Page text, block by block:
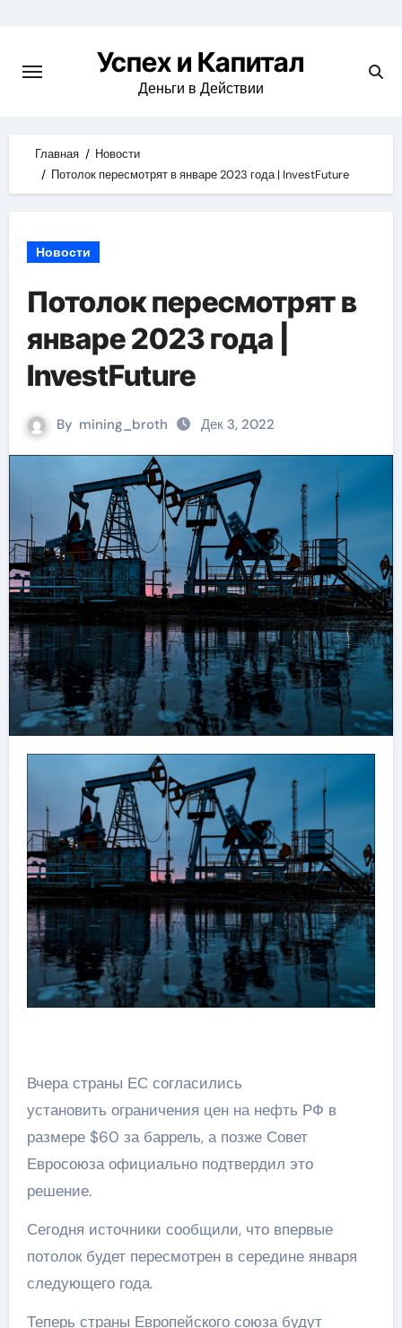
content
Успех и Капитал
Деньги в Действии
Главная
Новости
Потолок пересмотрят в январе 2023 года | InvestFuture
Новости
Потолок пересмотрят в
январе 2023 года |
InvestFuture
By mining_broth Дек 3, 2022
Вчера страны ЕС согласились
установить ограничения цен на нефть РФ в
размере $60 за баррель, а позже Совет
Евросоюза официально подтвердил это
решение.
Сегодня источники сообщили, что впервые
потолок будет пересмотрен в середине января
следующего года.
Теперь страны Европейского союза будут